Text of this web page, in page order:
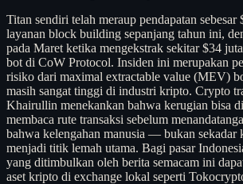
Titan sendiri telah meraup pendapatan sebesar
layanan block building sepanjang tahun ini,
pada Maret ketika mengekstrak sekitar $34
bot di CoW Protocol. Insiden ini merupakan
risiko dari maximal extractable value (MEV)
masih sangat tinggi di industri kripto. Crypto
Khairullin menekankan bahwa kerugian bisa
membaca rute transaksi sebelum
bahwa kelengahan manusia — bukan
menjadi titik lemah utama. Bagi pasar
yang ditimbulkan oleh berita semacam ini
aset kripto di exchange lokal seperti